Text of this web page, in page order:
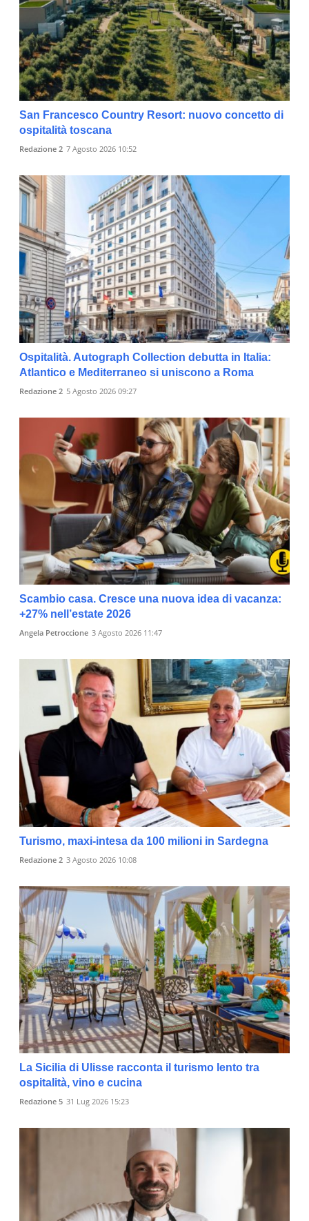
San Francesco Country Resort: nuovo concetto di
ospitalità toscana
Redazione 2 7 Agosto 2026 10:52
Ospitalità. Autograph Collection debutta in Italia:
Atlantico e Mediterraneo si uniscono a Roma
Redazione 2 5 Agosto 2026 09:27
Scambio casa. Cresce una nuova idea di vacanza:
+27% nell’estate 2026
Angela Petroccione 3 Agosto 2026 11:47
Turismo, maxi-intesa da 100 milioni in Sardegna
Redazione 2 3 Agosto 2026 10:08
La Sicilia di Ulisse racconta il turismo lento tra
ospitalità, vino e cucina
Redazione 5 31 Lug 2026 15:23